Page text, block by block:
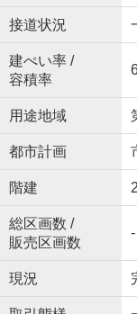
接道状況
建ぺい率 /
容積率
用途地域
都市計画
階建
総区画数 /
販売区画数
現況